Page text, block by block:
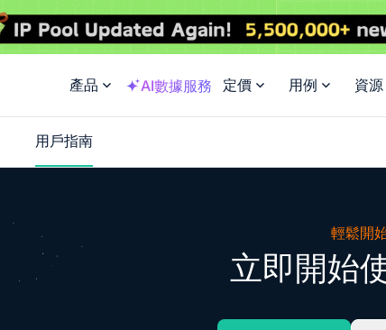
產品 AI數據服務 定價 用例 資源
用戶指南
輕鬆開
立即開始